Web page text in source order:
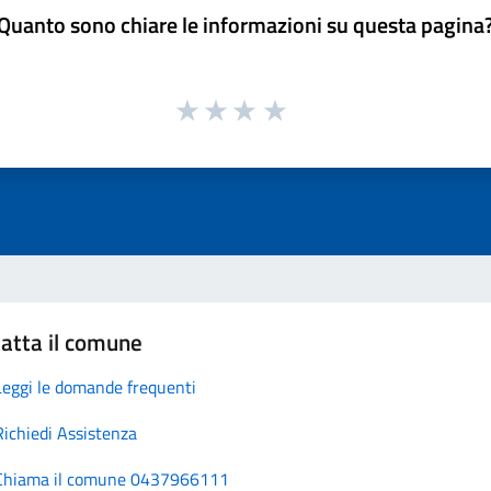
sono chiare le informazioni su questa
il comune
le domande frequenti
Assistenza
il comune 0437966111